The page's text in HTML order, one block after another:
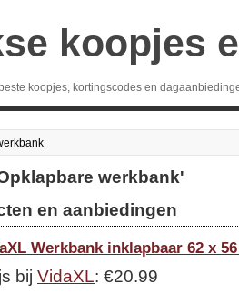
koopjes
koopjes, kortingscodes en
werkbank'
en aanbiedingen
Werkbank inklapbaar 62 x
bij VidaXL: €20.99